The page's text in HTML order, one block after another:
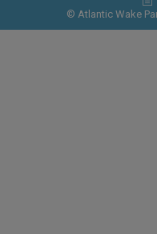
© Atlantic Wake